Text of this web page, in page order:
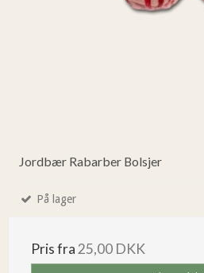
Jordbær Rabarber Bolsjer
På lager
Pris fra25,00 DKK